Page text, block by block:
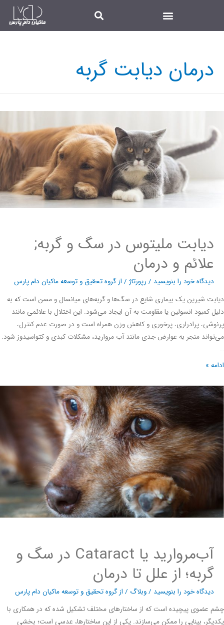
درمان دیابت گربه
دیابت ملیتوس در سگ و گربه;
علائم و درمان
دیدگاه‌ خود را بنویسید/رپورتاژ/ از گروه تحقیق و توسعه ماکیان دام پارس
شیرین یک بیماری شایع در سگ‌ها و گربه‌های میانسال و مسن است که به
کمبود انسولین یا مقاومت به آن ایجاد می‌شود. این اختلال با علائمی مانند
پرادراری، پرخوری و کاهش وزن همراه است و در صورت عدم کنترل،
منجر به عوارض جدی مانند آب مروارید، مشکلات کبدی و کتواسیدوز شود.
»
آب‌مروارید یا Cataract در سگ و
گربه؛ از علل تا درمان
دیدگاه‌ خود را بنویسید/وبلاگ/ از گروه تحقیق و توسعه ماکیان دام پارس
عضوی پیچیده است که از ساختارهای مختلف تشکیل شده که در همکاری با
بینایی را ممکن می‌سازند. یکی از این ساختارها، عدسی است؛ بخشی